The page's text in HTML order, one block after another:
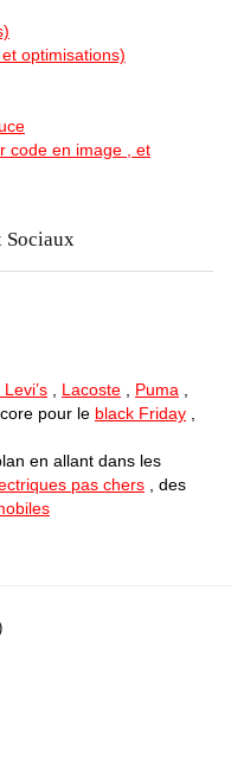
optimisations)
code en image , et
Sociaux
Lacoste Puma
pour le black Friday
en allant dans les
pas chers , des